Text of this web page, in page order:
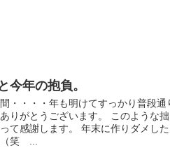
今年の抱負。
・・・・年も明けてすっかり普段通
りがとうございます。 このような
て感謝します。 年末に作りダメし
（笑 ...